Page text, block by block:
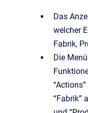
Das
welcher
Fabrik,
Die
“Fabrik”